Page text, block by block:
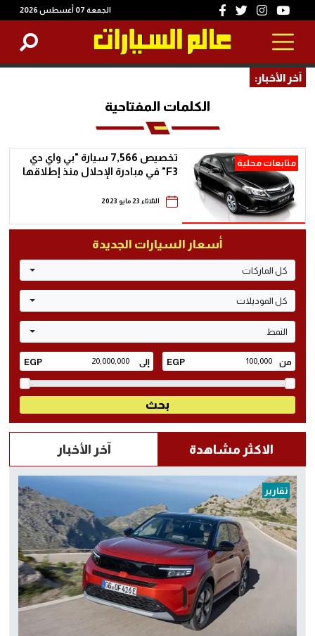
الجمعة 07 أغسطس 2026
آخر الأخبار:
الكلمات المفتاحية
متابعات محلية
تخصيص 7,566 سيارة "بي واي دي
F3" في مبادرة الإحلال منذ إطلاقها
الثلاثاء 23 مايو 2023
أسعار السيارات الجديدة
كل الماركات
كل الموديلات
النمط
الاكثر مشاهدة آخر الأخبار
تقارير